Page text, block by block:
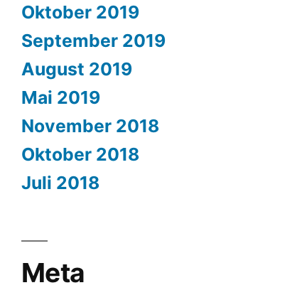
Oktober 2019
September 2019
August 2019
Mai 2019
November 2018
Oktober 2018
Juli 2018
Meta